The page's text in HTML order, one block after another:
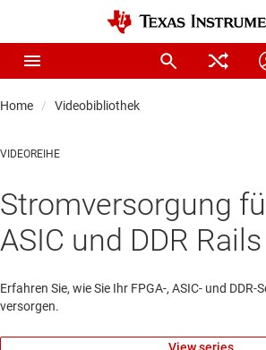
Home Videobibliothek
VIDEOREIHE
Stromversorgung
ASIC und DDR Rails
Erfahren Sie, wie Sie Ihr FPGA-, ASIC- und
versorgen.